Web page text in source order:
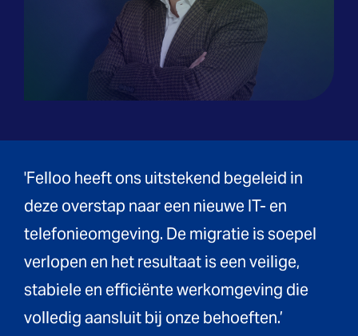
'Felloo heeft ons uitstekend begeleid in
deze overstap naar een nieuwe IT- en
telefonieomgeving. De migratie is soepel
verlopen en het resultaat is een veilige,
stabiele en efficiënte werkomgeving die
volledig aansluit bij onze behoeften.’